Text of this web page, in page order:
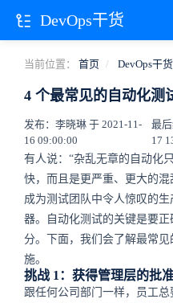
当前位置： 首页 DevOps干货
4 个最常见的自动化测
发布：李晓琳 于 2021-11-
16 09:00:00
最
17
有人说：“杂乱无章的自动化
快，而且是更严重、更大的
成为测试团队中令人惊叹的
器。自动化测试的关键是要
分。下面，我们会了解最常
施。
挑战 1：获得管理层的批
跟任何公司部门一样，员工
DevOps干货